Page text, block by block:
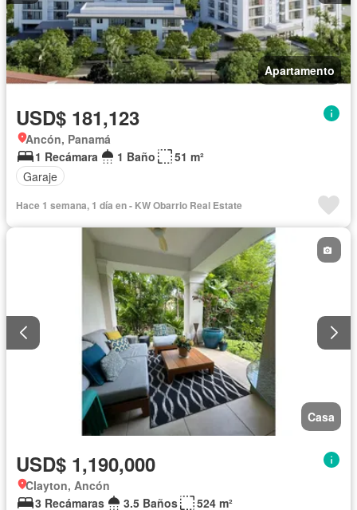
Apartamento
USD$ 181,123
Ancón, Panamá
1 Recámara
1 Baño
51 m²
Garaje
Hace 1 semana, 1 día en - KW Obarrio Real Estate
Casa
USD$ 1,190,000
Clayton, Ancón
3 Recámaras
3.5 Baños
524 m²